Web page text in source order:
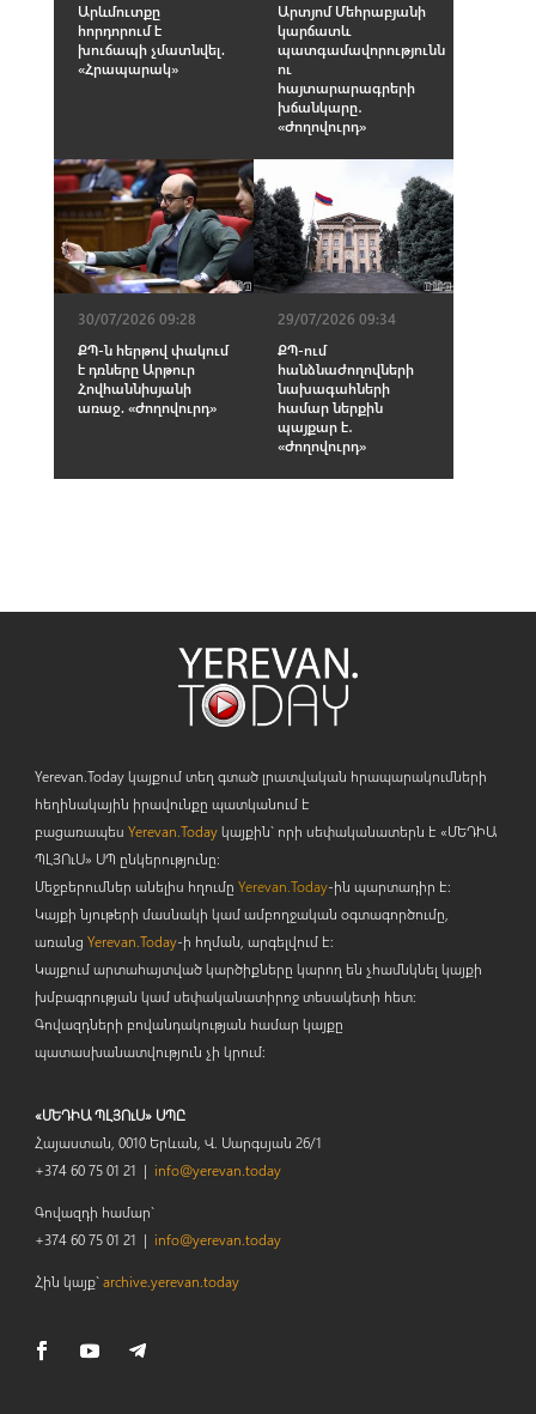
Արևմուտքը
հորդորում է
խուճապի չմատնվել.
«Հրապարակ»
Արտյոմ Մեհրաբյանի
կարճատև
պատգամավորությունն
ու
հայտարարագրերի
խճանկարը․
«Ժողովուրդ»
30/07/2026 09:28
ՔՊ-ն հերթով փակում
է դռները Արթուր
Հովհաննիսյանի
առաջ. «Ժողովուրդ»
29/07/2026 09:34
ՔՊ-ում
հանձնաժողովների
նախագահների
համար ներքին
պայքար է․
«Ժողովուրդ»
Yerevan.Today կայքում տեղ գտած լրատվական հրապարակումների
հեղինակային իրավունքը պատկանում է
բացառապես Yerevan.Todayկայքին` որի սեփականատերն է «ՄԵԴԻԱ
ՊԼՅՈւՍ» ՍՊ ընկերությունը։
Մեջբերումներ անելիս հղումը Yerevan.Today-ին պարտադիր է:
Կայքի նյութերի մասնակի կամ ամբողջական օգտագործումը,
առանց Yerevan.Today-ի հղման, արգելվում է:
Կայքում արտահայտված կարծիքները կարող են չհամնկնել կայքի
խմբագրության կամ սեփականատիրոջ տեսակետի հետ:
Գովազդների բովանդակության համար կայքը
պատասխանատվություն չի կրում:
«ՄԵԴԻԱ ՊԼՅՈւՍ» ՍՊԸ
Հայաստան, 0010 Երևան, Վ. Սարգսյան 26/1
+374 60 75 01 21 | info@yerevan.today
Գովազդի համար`
+374 60 75 01 21 | info@yerevan.today
Հին կայք`archive.yerevan.today